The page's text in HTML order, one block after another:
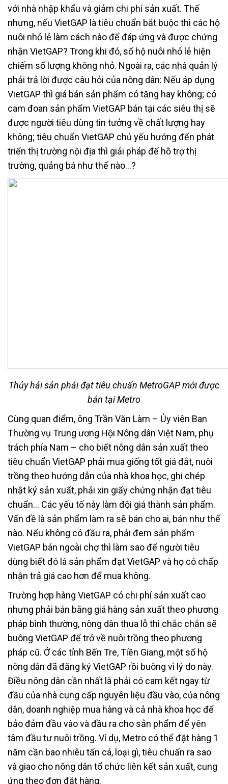
với nhà nhập khẩu và giảm chi phí sản xuất. Thế
nhưng, nếu VietGAP là tiêu chuẩn bắt buộc thì các hộ
nuôi nhỏ lẻ làm cách nào để đáp ứng và được chứng
nhận VietGAP? Trong khi đó, số hộ nuôi nhỏ lẻ hiện
chiếm số lượng không nhỏ. Ngoài ra, các nhà quản lý
phải trả lời được câu hỏi của nông dân: Nếu áp dụng
VietGAP thì giá bán sản phẩm có tăng hay không; có
cam đoan sản phẩm VietGAP bán tại các siêu thị sẽ
được người tiêu dùng tin tưởng về chất lượng hay
không; tiêu chuẩn VietGAP chủ yếu hướng đến phát
triển thị trường nội địa thì giải pháp để hỗ trợ thị
trường, quảng bá như thế nào…?
Thủy hải sản phải đạt tiêu chuẩn MetroGAP mới được
bán tại Metro
Cùng quan điểm, ông Trần Văn Làm – Ủy viên Ban
Thường vụ Trung ương Hội Nông dân Việt Nam, phụ
trách phía Nam – cho biết nông dân sản xuất theo
tiêu chuẩn VietGAP phải mua giống tốt giá đắt, nuôi
trồng theo hướng dẫn của nhà khoa học, ghi chép
nhật ký sản xuất, phải xin giấy chứng nhận đạt tiêu
chuẩn… Các yếu tố này làm đội giá thành sản phẩm.
Vấn đề là sản phẩm làm ra sẽ bán cho ai, bán như thế
nào. Nếu không có đầu ra, phải đem sản phẩm
VietGAP bán ngoài chợ thì làm sao để người tiêu
dùng biết đó là sản phẩm đạt VietGAP và họ có chấp
nhận trả giá cao hơn để mua không.
Trường hợp hàng VietGAP có chi phí sản xuất cao
nhưng phải bán bằng giá hàng sản xuất theo phương
pháp bình thường, nông dân thua lỗ thì chắc chắn sẽ
buông VietGAP để trở về nuôi trồng theo phương
pháp cũ. Ở các tỉnh Bến Tre, Tiền Giang, một số hộ
nông dân đã đăng ký VietGAP rồi buông vì lý do này.
Điều nông dân cần nhất là phải có cam kết ngay từ
đầu của nhà cung cấp nguyên liệu đầu vào, của nông
dân, doanh nghiệp mua hàng và cả nhà khoa học để
bảo đảm đầu vào và đầu ra cho sản phẩm để yên
tâm đầu tư nuôi trồng. Ví dụ, Metro có thể đặt hàng 1
năm cần bao nhiêu tấn cá, loại gì, tiêu chuẩn ra sao
và giao cho nông dân tổ chức liên kết sản xuất, cung
ứng theo đơn đặt hàng.